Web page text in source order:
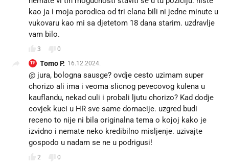
kao ja i moja porodica od tri clana bili ni jedne minute u
vukovaru kao mi sa djetetom 18 dana starim. uzdravlje
vam bilo.
3 0
TP Tomo P. 16.12.2024.
@ jura, bologna sausge? ovdje cesto uzimam super
chorizo ali ima i veoma slicnog pevecovog kulena u
kauflandu, nekad culi i probali ljutu chorizo? Kad dodje
covjek kuci u HR sve same domacije. uzgred budi
receno to nije ni bila originalna tema o kojoj kako je
izvidno i nemate neko kredibilno misljenje. uzivajte
gospodo u nadam se ne u podrigusi!
2
0